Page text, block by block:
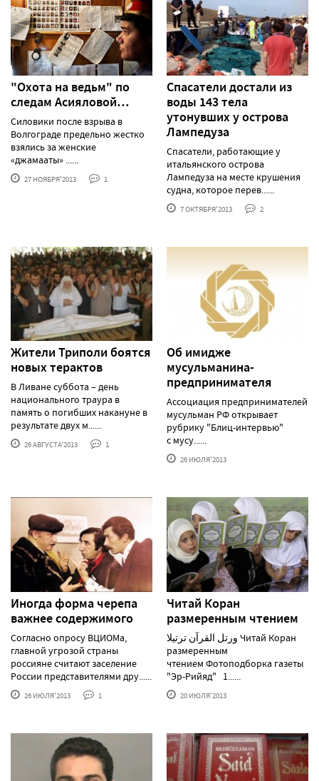
"Охота на ведьм" по
следам Асияловой…
Силовики после взрыва в
Волгограде предельно жестко
взялись за женские
«джамааты» ......
27 НОЯБРЯ'2013 1
Спасатели достали из
воды 143 тела
утонувших у острова
Лампедуза
Спасатели, работающие у
итальянского острова
Лампедуза на месте крушения
судна, которое перев......
7 ОКТЯБРЯ'2013 2
Жители Триполи боятся
новых терактов
В Ливане суббота – день
национального траура в
память о погибших накануне в
результате двух м......
26 АВГУСТА'2013 1
Об имидже
мусульманина-
предпринимателя
Ассоциация предпринимателей
мусульман РФ открывает
рубрику "Блиц-интервью"
с мусу......
26 ИЮЛЯ'2013
Иногда форма черепа
важнее содержимого
Согласно опросу ВЦИОМа,
главной угрозой страны
россияне считают заселение
России представителями дру......
26 ИЮЛЯ'2013 1
Читай Коран
размеренным чтением
ورتل القرآن ترتيلا Читай Коран
размеренным
чтением Фотоподборка газеты
"Эр-Рийяд" 1......
20 ИЮЛЯ'2013